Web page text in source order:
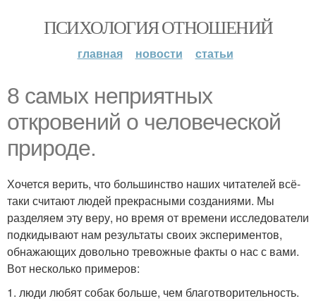
ПСИХОЛОГИЯ ОТНОШЕНИЙ
главная новости статьи
8 самых неприятных
откровений о человеческой
природе.
Хочется верить, что большинство наших читателей всё-
таки считают людей прекрасными созданиями. Мы
разделяем эту веру, но время от времени исследователи
подкидывают нам результаты своих экспериментов,
обнажающих довольно тревожные факты о нас с вами.
Вот несколько примеров:
1. люди любят собак больше, чем благотворительность.